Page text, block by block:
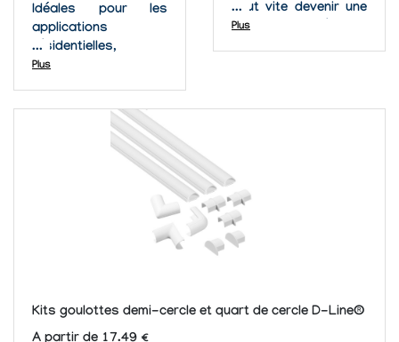
Idéales pour les
applications
résidentielles,
commerciales et
et guident les fils
électriques et les
câbles jusqu' à 300
Plus
peut vite devenir une
épreuve. Une réponse
installer...
Plus
Kits goulottes demi-cercle et quart de cercle D-Line®